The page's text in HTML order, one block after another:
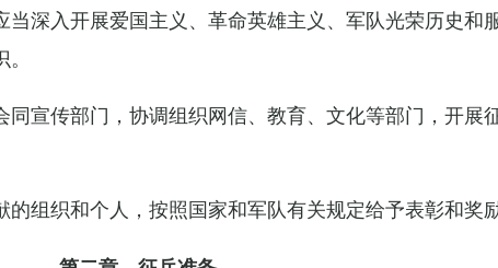
深入开展爱国主义、革命英雄主义、军队光荣历史和
宣传部门，协调组织网信、教育、文化等部门，开展
组织和个人，按照国家和军队有关规定给予表彰和奖励